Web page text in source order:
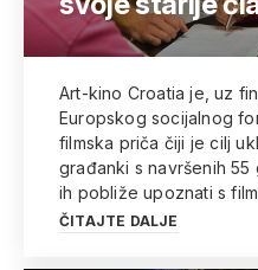
Art-kino Croatia je, uz
Europskog socijalnog
filmska priča čiji je cilj
građanki s navršenih
ih pobliže upoznati s
ČITAJTE DALJE